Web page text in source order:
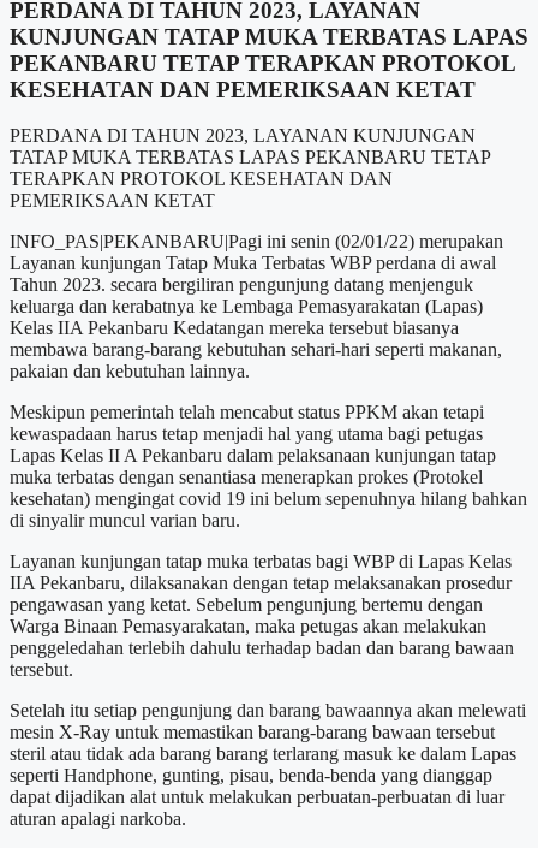
PERDANA DI TAHUN 2023, LAYANAN
KUNJUNGAN TATAP MUKA TERBATAS LAPAS
PEKANBARU TETAP TERAPKAN PROTOKOL
KESEHATAN DAN PEMERIKSAAN KETAT
PERDANA DI TAHUN 2023, LAYANAN KUNJUNGAN
TATAP MUKA TERBATAS LAPAS PEKANBARU TETAP
TERAPKAN PROTOKOL KESEHATAN DAN
PEMERIKSAAN KETAT
INFO_PAS|PEKANBARU|Pagi ini senin (02/01/22) merupakan
Layanan kunjungan Tatap Muka Terbatas WBP perdana di awal
Tahun 2023. secara bergiliran pengunjung datang menjenguk
keluarga dan kerabatnya ke Lembaga Pemasyarakatan (Lapas)
Kelas IIA Pekanbaru Kedatangan mereka tersebut biasanya
membawa barang-barang kebutuhan sehari-hari seperti makanan,
pakaian dan kebutuhan lainnya.
Meskipun pemerintah telah mencabut status PPKM akan tetapi
kewaspadaan harus tetap menjadi hal yang utama bagi petugas
Lapas Kelas II A Pekanbaru dalam pelaksanaan kunjungan tatap
muka terbatas dengan senantiasa menerapkan prokes (Protokel
kesehatan) mengingat covid 19 ini belum sepenuhnya hilang bahkan
di sinyalir muncul varian baru.
Layanan kunjungan tatap muka terbatas bagi WBP di Lapas Kelas
IIA Pekanbaru, dilaksanakan dengan tetap melaksanakan prosedur
pengawasan yang ketat. Sebelum pengunjung bertemu dengan
Warga Binaan Pemasyarakatan, maka petugas akan melakukan
penggeledahan terlebih dahulu terhadap badan dan barang bawaan
tersebut.
Setelah itu setiap pengunjung dan barang bawaannya akan melewati
mesin X-Ray untuk memastikan barang-barang bawaan tersebut
steril atau tidak ada barang barang terlarang masuk ke dalam Lapas
seperti Handphone, gunting, pisau, benda-benda yang dianggap
dapat dijadikan alat untuk melakukan perbuatan-perbuatan di luar
aturan apalagi narkoba.